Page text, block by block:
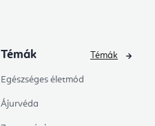
Témák
Egészséges életmód
Ájurvéda
Témák